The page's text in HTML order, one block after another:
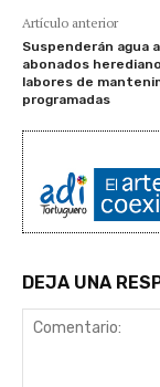
Artículo anterior
Suspenderán agua
abonados
labores de
programadas
DEJA UNA